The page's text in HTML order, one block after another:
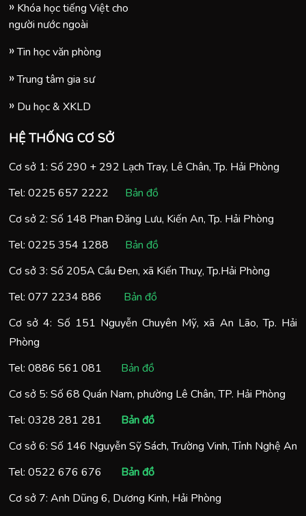
Khóa học tiếng Việt cho
người nước ngoài
Tin học văn phòng
Trung tâm gia sư
Du học & XKLD
HỆ THỐNG CƠ SỞ
Cơ sở 1: Số 290 + 292 Lạch Tray, Lê Chân, Tp. Hải Phòng
Tel: 0225 657 2222
Bản đồ
Cơ sở 2: Số 148 Phan Đăng Lưu, Kiến An, Tp. Hải Phòng
Tel: 0225 354 1288
Bản đồ
Cơ sở 3: Số 205A Cầu Đen, xã Kiến Thuỵ, Tp.Hải Phòng
Tel: 077 2234 886
Bản đồ
Cơ sở 4: Số 151 Nguyễn Chuyên Mỹ, xã An Lão, Tp. Hải
Phòng
Tel: 0886 561 081
Bản đồ
Cơ sở 5: Số 68 Quán Nam, phường Lê Chân, TP. Hải Phòng
Tel: 0328 281 281
Bản đồ
Cơ sở 6: Số 146 Nguyễn Sỹ Sách, Trường Vinh, Tỉnh Nghệ An
Tel: 0522 676 676
Bản đồ
Cơ sở 7: Anh Dũng 6, Dương Kinh, Hải Phòng